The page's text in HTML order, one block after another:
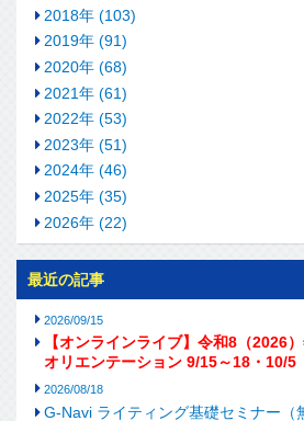
2018年 (103)
2019年 (91)
2020年 (68)
2021年 (61)
2022年 (53)
2023年 (51)
2024年 (46)
2025年 (35)
2026年 (22)
最近の記事
2026/09/15
【オンラインライブ】令和8（2026
オリエンテーション 9/15～18・10/5
2026/08/18
G-Navi ライティング基礎セミナー（